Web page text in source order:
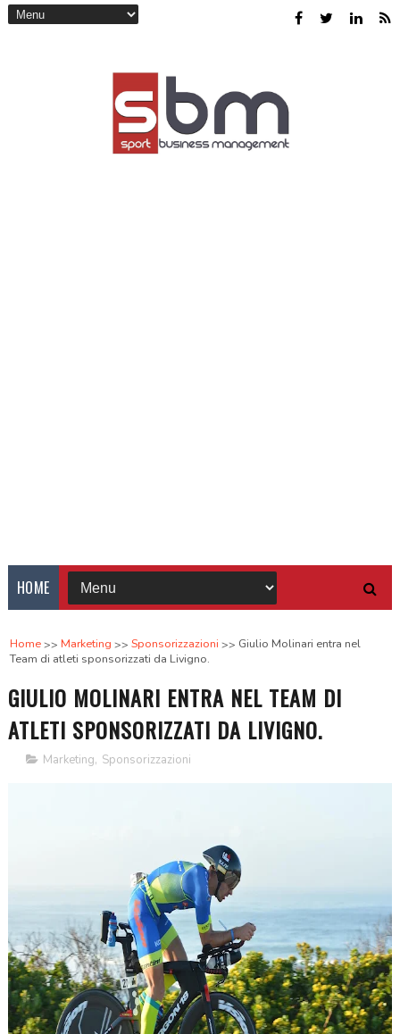
HOME
Home Marketing Sponsorizzazioni
Giulio Molinari entra nel
Team di atleti sponsorizzati da Livigno.
GIULIO MOLINARI ENTRA NEL TEAM DI
ATLETI SPONSORIZZATI DA LIVIGNO.
Marketing, Sponsorizzazioni